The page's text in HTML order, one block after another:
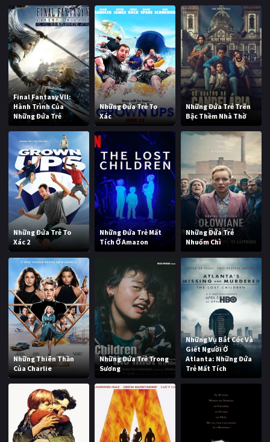
Final Fantasy VII:
Hành Trình Của
Những Đứa Trẻ
Những Đứa Trẻ To
Xác
Những Đứa Trẻ Trên
Bậc Thềm Nhà Thờ
Những Đứa Trẻ To
Xác 2
Những Đứa Trẻ Mất
Tích Ở Amazon
Những Đứa Trẻ
Nhuốm Chì
Những Thiên Thần
Của Charlie
Những Đứa Trẻ Trong
Sương
Những Vụ Bắt Cóc Và
Giết Người Ở
Atlanta: Những Đứa
Trẻ Mất Tích